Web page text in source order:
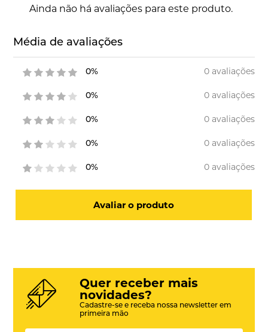
Ainda não há avaliações para este produto.
Média de avaliações
0% 0 avaliações
0% 0 avaliações
0% 0 avaliações
0% 0 avaliações
0% 0 avaliações
Avaliar o produto
Quer receber mais
novidades?
Cadastre-se e receba nossa newsletter em
primeira mão